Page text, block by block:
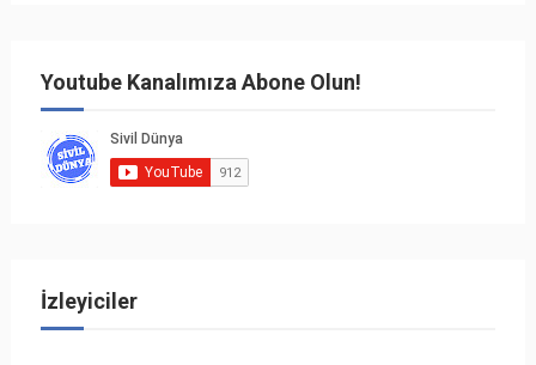
Youtube Kanalımıza Abone Olun!
İzleyiciler